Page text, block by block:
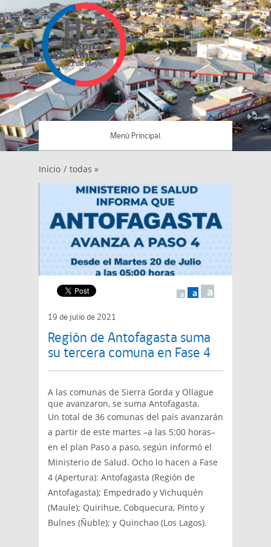
Menú Principal
Inicio / todas »
a a a
19 de julio de 2021
Región de Antofagasta suma
su tercera comuna en Fase 4
A las comunas de Sierra Gorda y Ollague
que avanzaron, se suma Antofagasta.
Un total de 36 comunas del país avanzarán
a partir de este martes –a las 5:00 horas–
en el plan Paso a paso, según informó el
Ministerio de Salud. Ocho lo hacen a Fase
4 (Apertura): Antofagasta (Región de
Antofagasta); Empedrado y Vichuquén
(Maule); Quirihue, Cobquecura, Pinto y
Bulnes (Ñuble); y Quinchao (Los Lagos).